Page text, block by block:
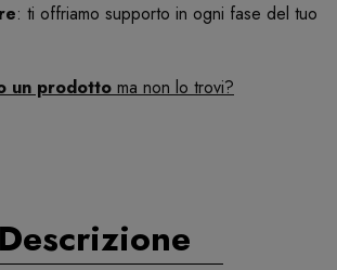
: ti offriamo supporto in ogni fase del tuo
un prodotto ma non lo trovi?
Descrizione